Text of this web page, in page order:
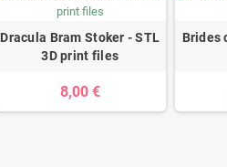
Dracula Bram Stoker - STL
3D print files
8,00 €
Brides